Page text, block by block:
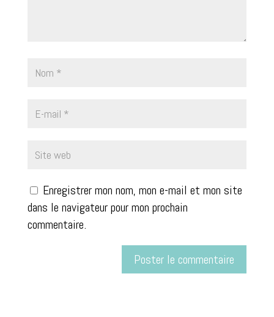
Enregistrer mon nom, mon e-mail et mon site
dans le navigateur pour mon prochain
commentaire.